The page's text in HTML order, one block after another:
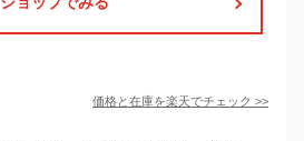
価格と在庫を楽天でチェック >>